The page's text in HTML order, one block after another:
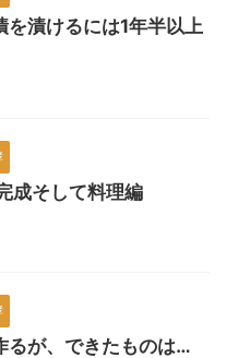
を漬けるには1年半以上
成そして料理編
るが、できたものは…